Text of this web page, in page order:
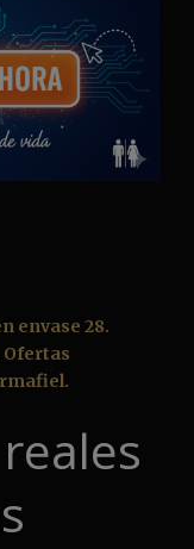
envase 28.
Ofertas